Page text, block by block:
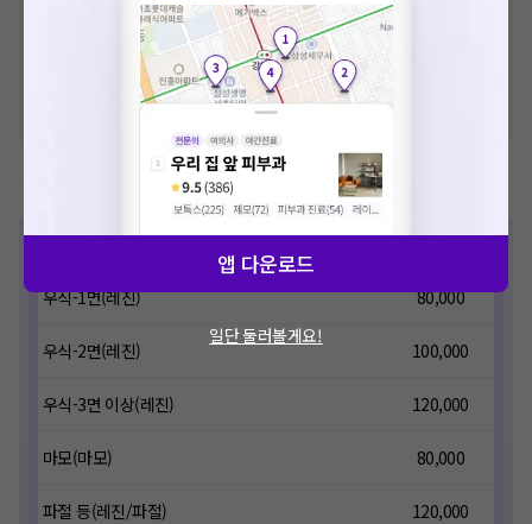
비급여 항목의 경우,추가비용 등으로 실제 가격과 상이할 수 있으니, 정확
한 가격은 해당 의료기관에 직접 문의해주세요.
급여 항목의 경우, 건강보험심사평가원에 고지되어 있는 급여 진료 기준 가
격입니다. (진료와 연관된 복합적인 비용이 추가되어, 병원마다 금액이 다르게
산정될 수 있는 점 참고 바랍니다.)
우식-1면(레진)
80,000
우식-2면(레진) 100,000
우식-3면 이상(레진) 120,000
마모(마모) 80,000
파절 등(레진/파절) 120,000
앱 다운로드
일단 둘러볼게요!